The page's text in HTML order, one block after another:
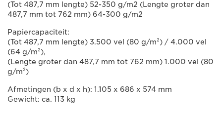
(Tot 487,7 mm lengte) 52-350 g/m2 (Lengte groter dan
487,7 mm tot 762 mm) 64-300 g/m2
Papiercapaciteit:
(Tot 487,7 mm lengte) 3.500 vel (80 g/m²) / 4.000 vel
(64 g/m²),
(Lengte groter dan 487,7 mm tot 762 mm) 1.000 vel (80
g/m²)
Afmetingen (b x d x h): 1.105 x 686 x 574 mm
Gewicht: ca. 113 kg